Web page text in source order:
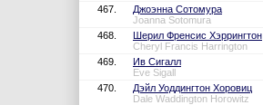
467.
Джоэнна Сотомура
Joanna Sotomura
468.
Шерил Френсис Хэррингтон
Cheryl Francis Harrington
469.
Ив Сигалл
Eve Sigall
470.
Дэйл Уоддингтон Хоровиц
Dale Waddington Horowitz